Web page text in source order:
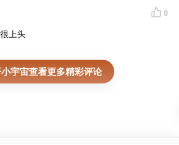
而上、稳中向好 - 国家统计局
0
上头
宇宙查看更多精彩评论